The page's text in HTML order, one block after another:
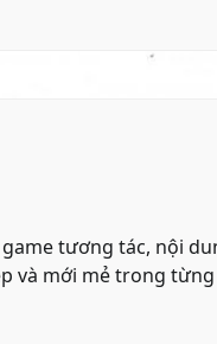
tương tác, nội
và mới mẻ trong